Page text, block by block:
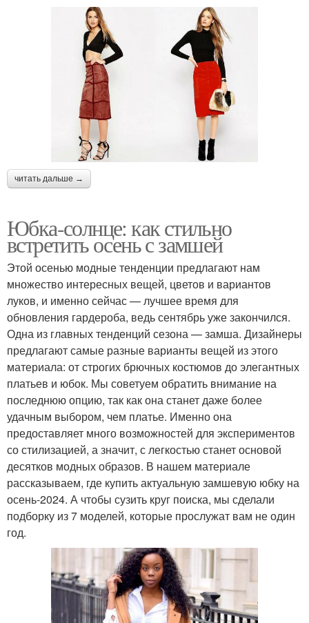
читать дальше →
Юбка-солнце: как стильно
встретить осень с замшей
Этой осенью модные тенденции предлагают нам
множество интересных вещей, цветов и вариантов
луков, и именно сейчас — лучшее время для
обновления гардероба, ведь сентябрь уже закончился.
Одна из главных тенденций сезона — замша. Дизайнеры
предлагают самые разные варианты вещей из этого
материала: от строгих брючных костюмов до элегантных
платьев и юбок. Мы советуем обратить внимание на
последнюю опцию, так как она станет даже более
удачным выбором, чем платье. Именно она
предоставляет много возможностей для экспериментов
со стилизацией, а значит, с легкостью станет основой
десятков модных образов. В нашем материале
рассказываем, где купить актуальную замшевую юбку на
осень-2024. А чтобы сузить круг поиска, мы сделали
подборку из 7 моделей, которые прослужат вам не один
год.